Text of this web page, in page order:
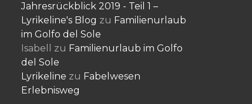
Jahresrückblick 2019 - Teil 1 –
Lyrikeline's Blog zu Familienurlaub
im Golfo del Sole
Isabell
zu Familienurlaub im Golfo
del Sole
Lyrikeline zu Fabelwesen
Erlebnisweg